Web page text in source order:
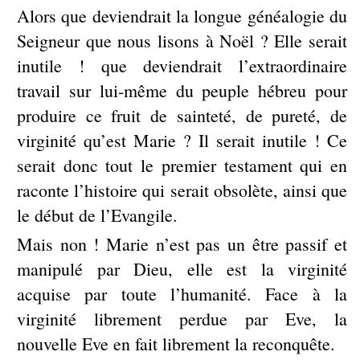
Alors que deviendrait la longue généalogie du
Seigneur que nous lisons à Noël ? Elle serait
inutile ! que deviendrait l’extraordinaire
travail sur lui-même du peuple hébreu pour
produire ce fruit de sainteté, de pureté, de
virginité qu’est Marie ? Il serait inutile ! Ce
serait donc tout le premier testament qui en
raconte l’histoire qui serait obsolète, ainsi que
le début de l’Evangile.
Mais non ! Marie n’est pas un être passif et
manipulé par Dieu, elle est la virginité
acquise par toute l’humanité. Face à la
virginité librement perdue par Eve, la
nouvelle Eve en fait librement la reconquête.